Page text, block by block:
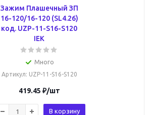
Зажим Плашечный ЗП
16-120/16-120 (SL4.26)
код. UZP-11-S16-S120
IEK
Много
Артикул: UZP-11-S16-S120
419.45 ₽/шт
В корзину